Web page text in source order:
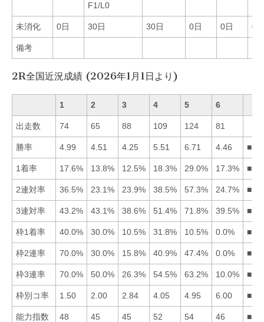
F1/L0
未消化 0日 30日 30日 0日 0日 0日
備考
2R全国近況成績 (2026年1月1日より)
1 2 3 4 5 6
出走数 74 65 88 109 124 81
勝率 4.99 4.51 4.25 5.51 6.71 4.46
1着率 17.6% 13.8% 12.5% 18.3% 29.0% 17.3%
2連対率 36.5% 23.1% 23.9% 38.5% 57.3% 24.7%
3連対率 43.2% 43.1% 38.6% 51.4% 71.8% 39.5%
枠1着率 40.0% 30.0% 10.5% 31.8% 10.5% 0.0%
枠2連率 70.0% 30.0% 15.8% 40.9% 47.4% 0.0%
枠3連率 70.0% 50.0% 26.3% 54.5% 63.2% 10.0%
枠別コ率 1.50 2.00 2.84 4.05 4.95 6.00
能力指数 48 45 45 52 54 46